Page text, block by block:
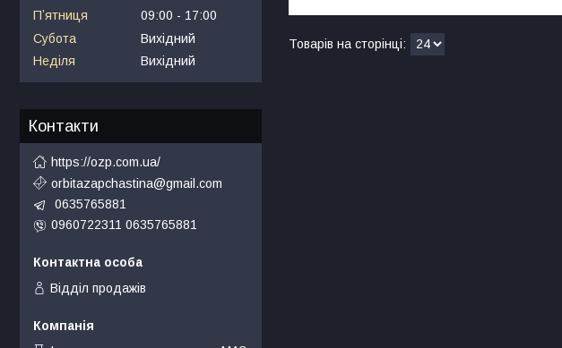
Пʼятниця
09:00
17:00
Субота
Вихідний
Неділя
Вихідний
Контакти
https://ozp.com.ua/
orbitazapchastina@gmail.com
0635765881
0960722311 0635765881
Відділ продажів